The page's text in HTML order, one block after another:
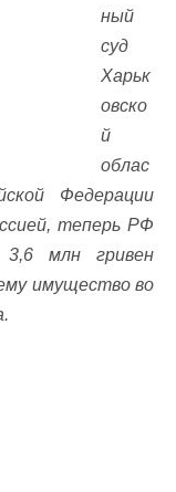
ный
суд
Харьк
овско
й
облас
Федерации
теперь РФ
3,6 млн гривен
имущество во